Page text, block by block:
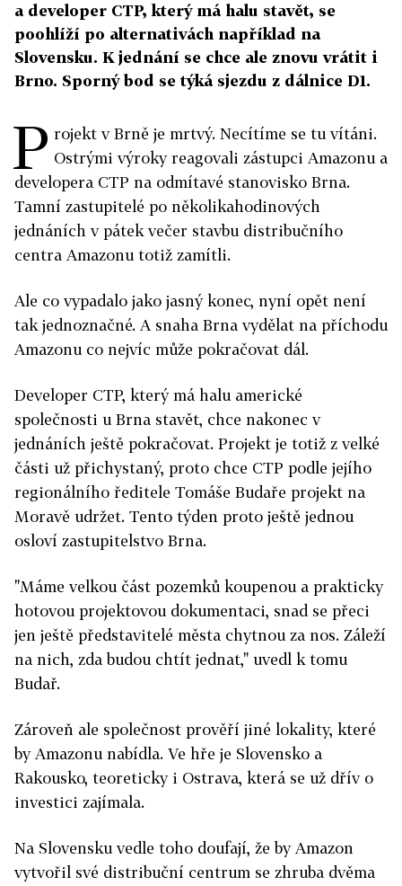
a developer CTP, který má halu stavět, se
poohlíží po alternativách například na
Slovensku. K jednání se chce ale znovu vrátit i
Brno. Sporný bod se týká sjezdu z dálnice D1.
P rojekt v Brně je mrtvý. Necítíme se tu vítáni.
Ostrými výroky reagovali zástupci Amazonu a
developera CTP na odmítavé stanovisko Brna.
Tamní zastupitelé po několikahodinových
jednáních v pátek večer stavbu distribučního
centra Amazonu totiž zamítli.
Ale co vypadalo jako jasný konec, nyní opět není
tak jednoznačné. A snaha Brna vydělat na příchodu
Amazonu co nejvíc může pokračovat dál.
Developer CTP, který má halu americké
společnosti u Brna stavět, chce nakonec v
jednáních ještě pokračovat. Projekt je totiž z velké
části už přichystaný, proto chce CTP podle jejího
regionálního ředitele Tomáše Budaře projekt na
Moravě udržet. Tento týden proto ještě jednou
osloví zastupitelstvo Brna.
"Máme velkou část pozemků koupenou a prakticky
hotovou projektovou dokumentaci, snad se přeci
jen ještě představitelé města chytnou za nos. Záleží
na nich, zda budou chtít jednat," uvedl k tomu
Budař.
Zároveň ale společnost prověří jiné lokality, které
by Amazonu nabídla. Ve hře je Slovensko a
Rakousko, teoreticky i Ostrava, která se už dřív o
investici zajímala.
Na Slovensku vedle toho doufají, že by Amazon
vytvořil své distribuční centrum se zhruba dvěma